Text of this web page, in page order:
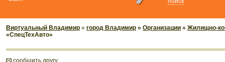
Виртуальный Владимир » город Владимир » Организации » Жилищно-
«СпецТехАвто»
cообщить другу